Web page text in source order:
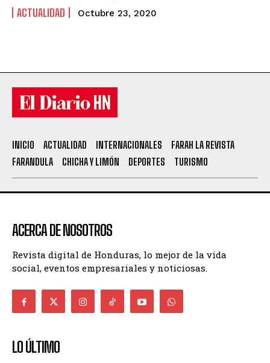
ACTUALIDAD Octubre 23, 2020
INICIO ACTUALIDAD INTERNACIONALES
FARAH LA REVISTA
FARANDULA
CHICHA Y LIMÓN DEPORTES TURISMO
ACERCA DE NOSOTROS
Revista digital de Honduras, lo mejor de la vida
social, eventos empresariales y noticiosas.
LO ÚLTIMO